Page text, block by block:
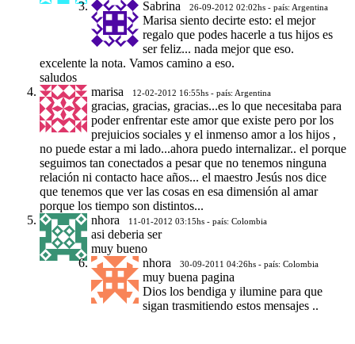
Sabrina
26-09-2012 02:02hs - país: Argentina
Marisa siento decirte esto: el mejor
regalo que podes hacerle a tus hijos es
ser feliz... nada mejor que eso.
excelente la nota. Vamos camino a eso.
saludos
marisa
12-02-2012 16:55hs - país: Argentina
gracias, gracias, gracias...es lo que necesitaba para
poder enfrentar este amor que existe pero por los
prejuicios sociales y el inmenso amor a los hijos ,
no puede estar a mi lado...ahora puedo internalizar.. el porque
seguimos tan conectados a pesar que no tenemos ninguna
relación ni contacto hace años... el maestro Jesús nos dice
que tenemos que ver las cosas en esa dimensión al amar
porque los tiempo son distintos...
nhora
11-01-2012 03:15hs - país: Colombia
asi deberia ser
muy bueno
nhora
30-09-2011 04:26hs - país: Colombia
muy buena pagina
Dios los bendiga y ilumine para que
sigan trasmitiendo estos mensajes ..